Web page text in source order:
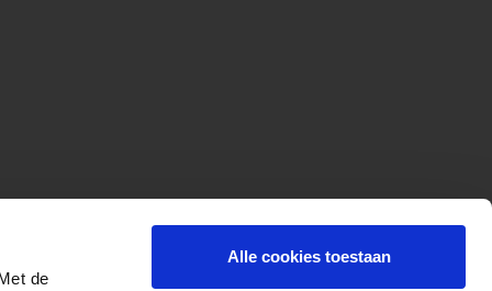
de
Alle cookies toestaan